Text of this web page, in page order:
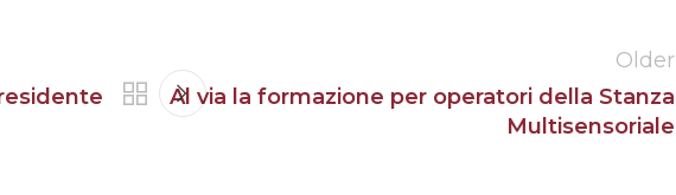
Older
Al via la formazione per operatori della Stanza
Multisensoriale